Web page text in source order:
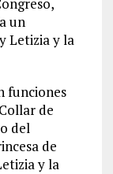
un
Letizia y la
funciones
de
del
de
y la